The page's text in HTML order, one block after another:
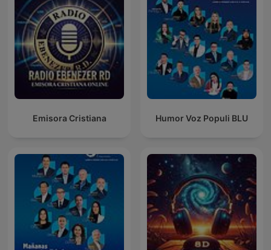
Emisora Cristiana Humor Voz Populi BLU